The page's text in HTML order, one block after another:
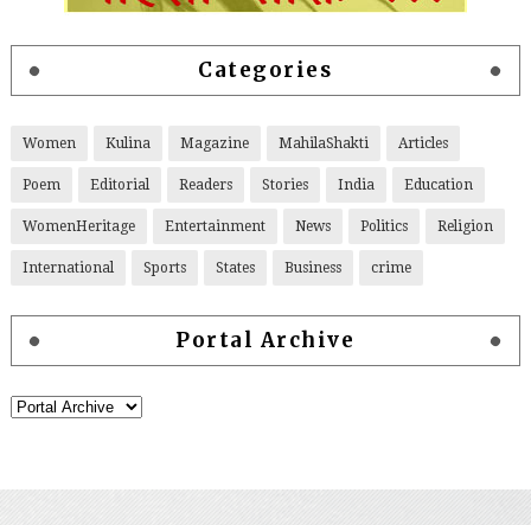
Categories
Women Kulina Magazine MahilaShakti Articles
Poem Editorial Readers Stories India Education
WomenHeritage Entertainment News Politics Religion
International Sports States Business crime
Portal Archive